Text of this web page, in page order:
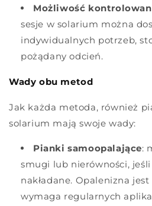
Możliwość
sesje w solarium można
indywidualnych potrzeb,
pożądany odcień.
Wady obu metod
Jak każda metoda, również
solarium mają swoje wady:
Pianki samoopalające:
smugi lub nierówności, jeśli
nakładane. Opalenizna
wymaga regularnych